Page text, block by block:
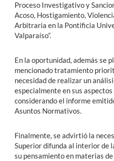
Proceso Investigativo y
Acoso, Hostigamiento,
Arbitraria en la Pontificia
Valparaíso”.
En la oportunidad, además se
mencionado tratamiento
necesidad de realizar un
especialmente en sus
considerando el informe
Asuntos Normativos.
Finalmente, se advirtió la
Superior difunda al interior de
su pensamiento en materias